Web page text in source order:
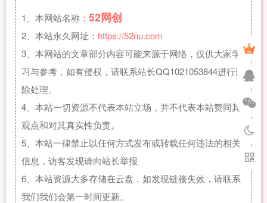
1、本网站名称： 52网创
2、本站永久网址： https://52nu.com
3、本网站的文章部分内容可能来源于网络，仅供大家学
习与参考，如有侵权，请联系站长QQ1021053844进行删
除处理。
4、本站一切资源不代表本站立场，并不代表本站赞同其
观点和对其真实性负责。
5、本站一律禁止以任何方式发布或转载任何违法的相关
信息，访客发现请向站长举报
6、本站资源大多存储在云盘，如发现链接失效，请联系
我们我们会第一时间更新。